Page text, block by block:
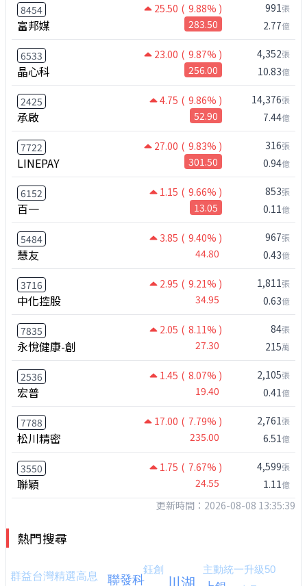
8454 25.50 ( 9.88% )
富邦媒 283.50
991張
2.77億
6533 23.00 ( 9.87% )
晶心科 256.00
4,352張
10.83億
2425 4.75 ( 9.86% )
承啟 52.90
14,376張
7.44億
7722 27.00 ( 9.83% )
LINEPAY 301.50
316張
0.94億
6152 1.15 ( 9.66% )
百一 13.05
853張
0.11億
5484 3.85 ( 9.40% )
慧友 44.80
967張
0.43億
3716 2.95 ( 9.21% )
中化控股 34.95
1,811張
0.63億
7835 2.05 ( 8.11% )
永悅健康-創 27.30
84張
215萬
2536 1.45 ( 8.07% )
宏普 19.40
2,105張
0.41億
7788 17.00 ( 7.79% )
松川精密 235.00
2,761張
6.51億
3550 1.75 ( 7.67% )
聯穎 24.55
4,599張
1.11億
更新時間：2026-08-08 13:35:39
熱門搜尋